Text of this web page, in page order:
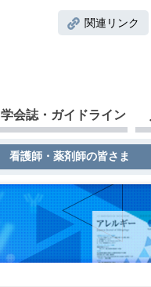
関連リンク
学会誌・ガイドライン
看護師・薬剤師の皆さま